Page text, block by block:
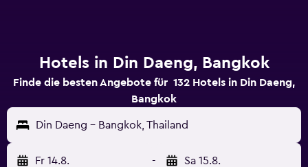
Hotels in Din Daeng, Bangkok
Finde die besten Angebote für 132 Hotels in Din Daeng,
Bangkok
Din Daeng - Bangkok, Thailand
Fr 14.8. - Sa 15.8.